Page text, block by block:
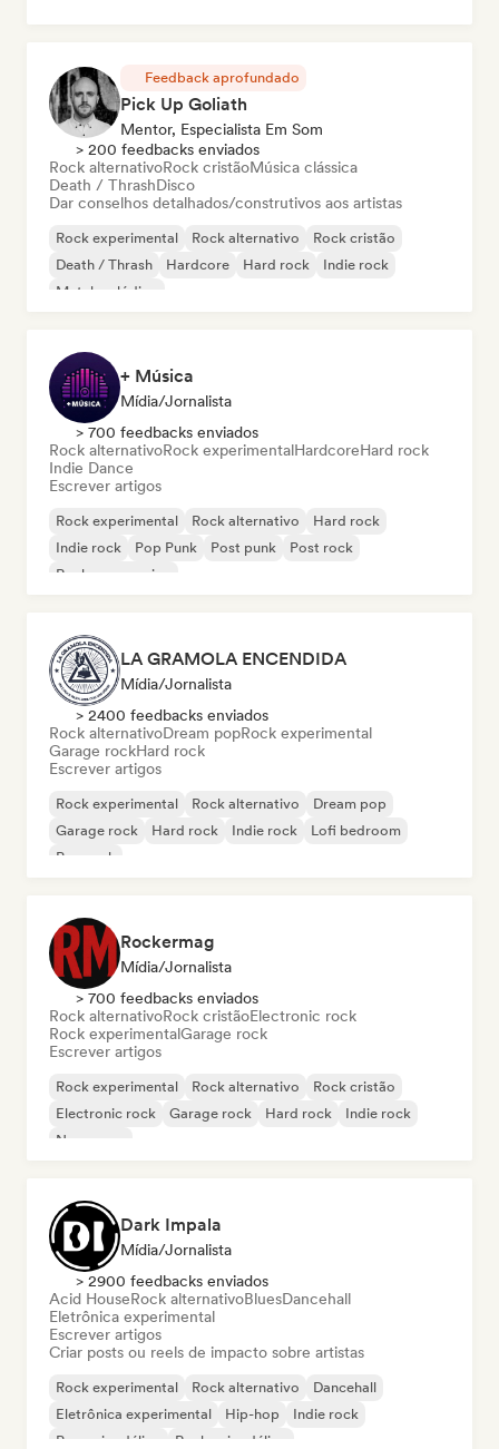
Feedback aprofundado
Pick Up Goliath
Mentor, Especialista Em Som
> 200 feedbacks enviados
Rock alternativoRock cristãoMúsica clássica
Death / ThrashDisco
Dar conselhos detalhados/construtivos aos artistas
Rock experimental Rock alternativo
Rock cristão
Death / Thrash
Hardcore Hard rock
Indie rock
Metal melódico
+ Música
Mídia/Jornalista
> 700 feedbacks enviados
Rock alternativoRock experimentalHardcoreHard rock
Indie Dance
Escrever artigos
Rock experimental Rock alternativo
Hard rock
Indie rock
Pop Punk Post punk
Post rock
Rock progressivo
LA GRAMOLA ENCENDIDA
Mídia/Jornalista
> 2400 feedbacks enviados
Rock alternativoDream popRock experimental
Garage rockHard rock
Escrever artigos
Rock experimental Rock alternativo
Dream pop
Garage rock
Hard rock Indie rock
Lofi bedroom
Pop rock
Rockermag
Mídia/Jornalista
> 700 feedbacks enviados
Rock alternativoRock cristãoElectronic rock
Rock experimentalGarage rock
Escrever artigos
Rock experimental Rock alternativo
Rock cristão
Electronic rock
Garage rock Hard rock
Indie rock
New wave
Dark Impala
Mídia/Jornalista
> 2900 feedbacks enviados
Acid HouseRock alternativoBluesDancehall
Eletrônica experimental
Escrever artigos
Criar posts ou reels de impacto sobre artistas
Rock experimental Rock alternativo
Dancehall
Eletrônica experimental
Hip-hop
Indie rock
Pop psicodélico
Rock psicodélico